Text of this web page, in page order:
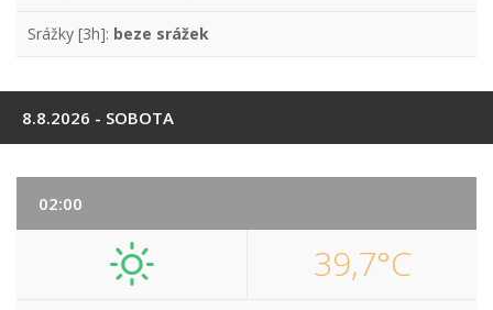
Srážky [3h]: beze srážek
8.8.2026 - SOBOTA
02:00
39,7°C